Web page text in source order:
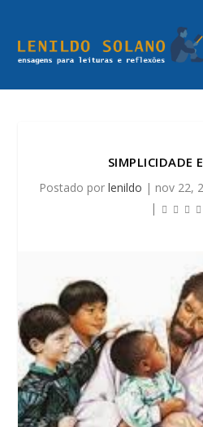
SIMPLICIDADE
Postado por lenildo | nov 22,
|